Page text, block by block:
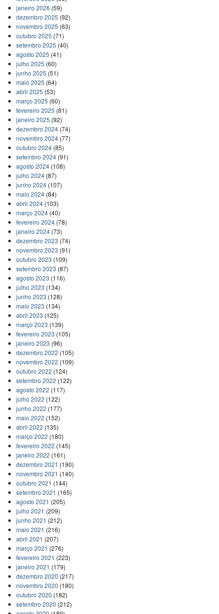
janeiro 2026 (59)
dezembro 2025 (92)
novembro 2025 (63)
outubro 2025 (71)
setembro 2025 (40)
agosto 2025 (41)
julho 2025 (60)
junho 2025 (51)
maio 2025 (64)
abril 2025 (53)
março 2025 (60)
fevereiro 2025 (81)
janeiro 2025 (92)
dezembro 2024(74)
novembro 2024(77)
outubro 2024(85)
setembro 2024(91)
agosto 2024(108)
julho 2024(87)
junho 2024(107)
maio 2024(84)
abril 2024(103)
março 2024(40)
fevereiro 2024(78)
janeiro 2024(73)
dezembro 2023 (74)
novembro 2023 (91)
outubro 2023 (109)
setembro 2023 (87)
agosto 2023 (116)
julho 2023 (134)
junho 2023 (128)
maio 2023 (134)
abril 2023 (125)
março 2023 (139)
fevereiro 2023 (105)
janeiro 2023 (96)
dezembro 2022 (105)
novembro 2022 (109)
outubro 2022 (124)
setembro 2022 (122)
agosto 2022 (117)
julho 2022 (122)
junho 2022 (177)
maio 2022 (152)
abril 2022 (135)
março 2022 (180)
fevereiro 2022 (145)
janeiro 2022 (161)
dezembro 2021 (190)
novembro 2021 (140)
outubro 2021 (144)
setembro 2021 (165)
agosto 2021 (205)
julho 2021 (209)
junho 2021 (212)
maio 2021 (216)
abril 2021 (207)
março 2021 (276)
fevereiro 2021 (223)
janeiro 2021 (179)
dezembro 2020 (217)
novembro 2020 (180)
outubro 2020 (182)
setembro 2020 (212)